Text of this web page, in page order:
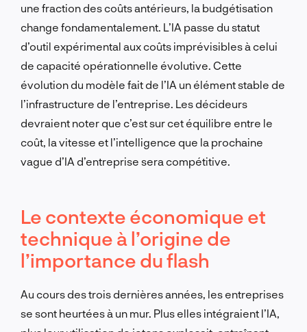
une fraction des coûts antérieurs, la budgétisation
change fondamentalement. L’IA passe du statut
d’outil expérimental aux coûts imprévisibles à celui
de capacité opérationnelle évolutive. Cette
évolution du modèle fait de l’IA un élément stable de
l’infrastructure de l’entreprise. Les décideurs
devraient noter que c’est sur cet équilibre entre le
coût, la vitesse et l’intelligence que la prochaine
vague d’IA d’entreprise sera compétitive.
Le contexte économique et
technique à l’origine de
l’importance du flash
Au cours des trois dernières années, les entreprises
se sont heurtées à un mur. Plus elles intégraient l’IA,